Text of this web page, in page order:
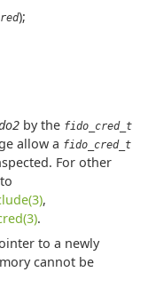
);
by the fido_cred_t
allow a fido_cred_t
For other
,
.
to a newly
cannot be